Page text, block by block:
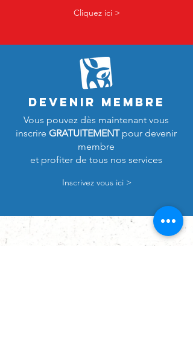
Cliquez ici >
Devenir membre
Vous pouvez dès maintenant vous
inscrire GRATUITEMENTpour devenir
membre
et profiter de tous nos services
Inscrivez vous ici >